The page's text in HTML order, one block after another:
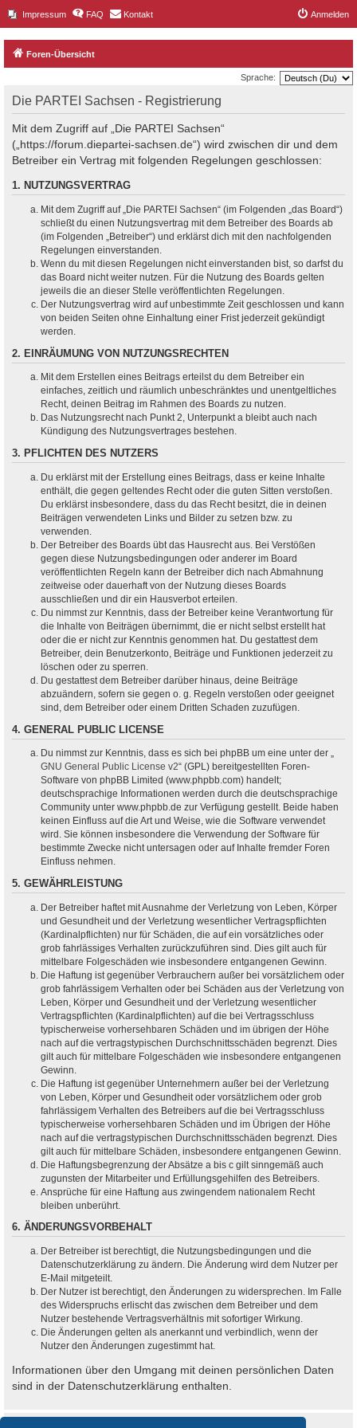
Impressum FAQ Kontakt Anmelden
Foren-Übersicht
Sprache:
Die PARTEI Sachsen - Registrierung
Mit dem Zugriff auf „Die PARTEI Sachsen“
(„https://forum.diepartei-sachsen.de“) wird zwischen dir und dem
Betreiber ein Vertrag mit folgenden Regelungen geschlossen:
1. NUTZUNGSVERTRAG
Mit dem Zugriff auf „Die PARTEI Sachsen“ (im Folgenden „das Board“)
schließt du einen Nutzungsvertrag mit dem Betreiber des Boards ab
(im Folgenden „Betreiber“) und erklärst dich mit den nachfolgenden
Regelungen einverstanden.
Wenn du mit diesen Regelungen nicht einverstanden bist, so darfst du
das Board nicht weiter nutzen. Für die Nutzung des Boards gelten
jeweils die an dieser Stelle veröffentlichten Regelungen.
Der Nutzungsvertrag wird auf unbestimmte Zeit geschlossen und kann
von beiden Seiten ohne Einhaltung einer Frist jederzeit gekündigt
werden.
2. EINRÄUMUNG VON NUTZUNGSRECHTEN
Mit dem Erstellen eines Beitrags erteilst du dem Betreiber ein
einfaches, zeitlich und räumlich unbeschränktes und unentgeltliches
Recht, deinen Beitrag im Rahmen des Boards zu nutzen.
Das Nutzungsrecht nach Punkt 2, Unterpunkt a bleibt auch nach
Kündigung des Nutzungsvertrages bestehen.
3. PFLICHTEN DES NUTZERS
Du erklärst mit der Erstellung eines Beitrags, dass er keine Inhalte
enthält, die gegen geltendes Recht oder die guten Sitten verstoßen.
Du erklärst insbesondere, dass du das Recht besitzt, die in deinen
Beiträgen verwendeten Links und Bilder zu setzen bzw. zu
verwenden.
Der Betreiber des Boards übt das Hausrecht aus. Bei Verstößen
gegen diese Nutzungsbedingungen oder anderer im Board
veröffentlichten Regeln kann der Betreiber dich nach Abmahnung
zeitweise oder dauerhaft von der Nutzung dieses Boards
ausschließen und dir ein Hausverbot erteilen.
Du nimmst zur Kenntnis, dass der Betreiber keine Verantwortung für
die Inhalte von Beiträgen übernimmt, die er nicht selbst erstellt hat
oder die er nicht zur Kenntnis genommen hat. Du gestattest dem
Betreiber, dein Benutzerkonto, Beiträge und Funktionen jederzeit zu
löschen oder zu sperren.
Du gestattest dem Betreiber darüber hinaus, deine Beiträge
abzuändern, sofern sie gegen o. g. Regeln verstoßen oder geeignet
sind, dem Betreiber oder einem Dritten Schaden zuzufügen.
4. GENERAL PUBLIC LICENSE
Du nimmst zur Kenntnis, dass es sich bei phpBB um eine unter der „
GNU General Public License v2“ (GPL) bereitgestellten Foren-
Software von phpBB Limited (www.phpbb.com) handelt;
deutschsprachige Informationen werden durch die deutschsprachige
Community unter www.phpbb.de zur Verfügung gestellt. Beide haben
keinen Einfluss auf die Art und Weise, wie die Software verwendet
wird. Sie können insbesondere die Verwendung der Software für
bestimmte Zwecke nicht untersagen oder auf Inhalte fremder Foren
Einfluss nehmen.
5. GEWÄHRLEISTUNG
Der Betreiber haftet mit Ausnahme der Verletzung von Leben, Körper
und Gesundheit und der Verletzung wesentlicher Vertragspflichten
(Kardinalpflichten) nur für Schäden, die auf ein vorsätzliches oder
grob fahrlässiges Verhalten zurückzuführen sind. Dies gilt auch für
mittelbare Folgeschäden wie insbesondere entgangenen Gewinn.
Die Haftung ist gegenüber Verbrauchern außer bei vorsätzlichem oder
grob fahrlässigem Verhalten oder bei Schäden aus der Verletzung von
Leben, Körper und Gesundheit und der Verletzung wesentlicher
Vertragspflichten (Kardinalpflichten) auf die bei Vertragsschluss
typischerweise vorhersehbaren Schäden und im übrigen der Höhe
nach auf die vertragstypischen Durchschnittsschäden begrenzt. Dies
gilt auch für mittelbare Folgeschäden wie insbesondere entgangenen
Gewinn.
Die Haftung ist gegenüber Unternehmern außer bei der Verletzung
von Leben, Körper und Gesundheit oder vorsätzlichem oder grob
fahrlässigem Verhalten des Betreibers auf die bei Vertragsschluss
typischerweise vorhersehbaren Schäden und im Übrigen der Höhe
nach auf die vertragstypischen Durchschnittsschäden begrenzt. Dies
gilt auch für mittelbare Schäden, insbesondere entgangenen Gewinn.
Die Haftungsbegrenzung der Absätze a bis c gilt sinngemäß auch
zugunsten der Mitarbeiter und Erfüllungsgehilfen des Betreibers.
Ansprüche für eine Haftung aus zwingendem nationalem Recht
bleiben unberührt.
6. ÄNDERUNGSVORBEHALT
Der Betreiber ist berechtigt, die Nutzungsbedingungen und die
Datenschutzerklärung zu ändern. Die Änderung wird dem Nutzer per
E-Mail mitgeteilt.
Der Nutzer ist berechtigt, den Änderungen zu widersprechen. Im Falle
des Widerspruchs erlischt das zwischen dem Betreiber und dem
Nutzer bestehende Vertragsverhältnis mit sofortiger Wirkung.
Die Änderungen gelten als anerkannt und verbindlich, wenn der
Nutzer den Änderungen zugestimmt hat.
Informationen über den Umgang mit deinen persönlichen Daten
sind in der Datenschutzerklärung enthalten.